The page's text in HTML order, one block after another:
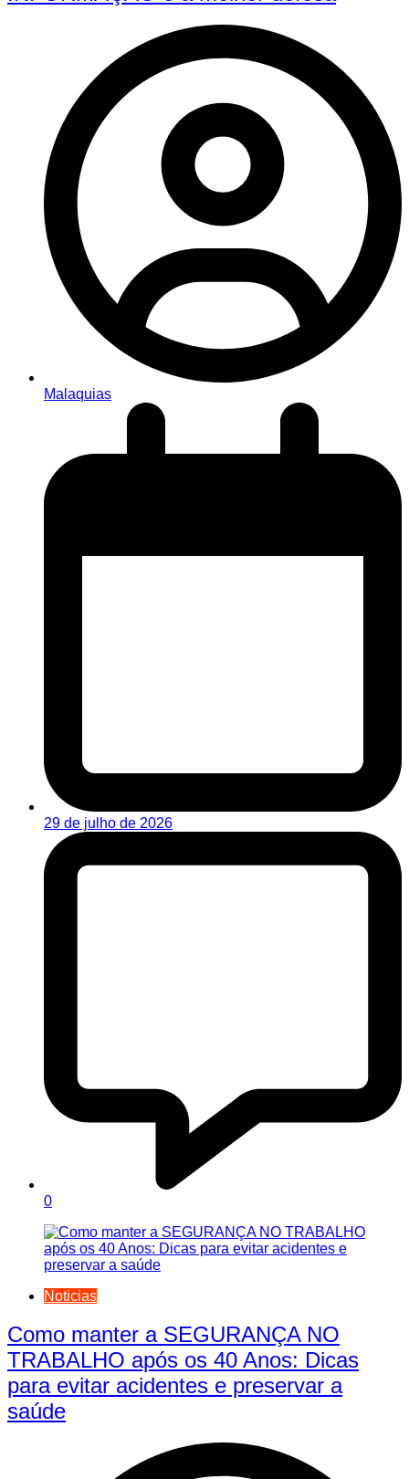
Malaquias
29 de julho de 2026
0
Noticias
Como manter a SEGURANÇA NO
TRABALHO após os 40 Anos: Dicas
para evitar acidentes e preservar a
saúde